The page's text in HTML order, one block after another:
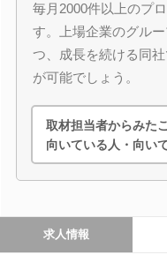
毎月2000件以上のプ
す。上場企業のグル
つ、成長を続ける同
が可能でしょう。
取材担当者からみた
向いている人・向い
求人情報